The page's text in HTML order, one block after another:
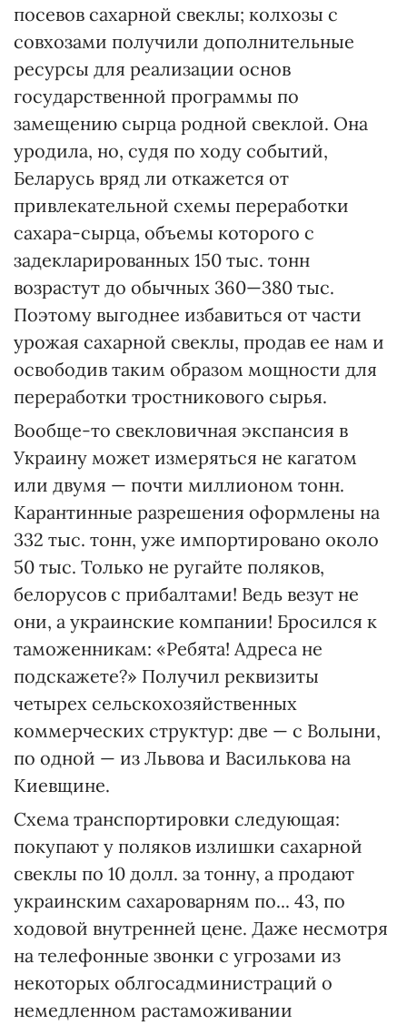
посевов сахарной свеклы; колхозы с
совхозами получили дополнительные
ресурсы для реализации основ
государственной программы по
замещению сырца родной свеклой. Она
уродила, но, судя по ходу событий,
Беларусь вряд ли откажется от
привлекательной схемы переработки
сахара-сырца, объемы которого с
задекларированных 150 тыс. тонн
возрастут до обычных 360—380 тыс.
Поэтому выгоднее избавиться от части
урожая сахарной свеклы, продав ее нам и
освободив таким образом мощности для
переработки тростникового сырья.
Вообще-то свекловичная экспансия в
Украину может измеряться не кагатом
или двумя — почти миллионом тонн.
Карантинные разрешения оформлены на
332 тыс. тонн, уже импортировано около
50 тыс. Только не ругайте поляков,
белорусов с прибалтами! Ведь везут не
они, а украинские компании! Бросился к
таможенникам: «Ребята! Адреса не
подскажете?» Получил реквизиты
четырех сельскохозяйственных
коммерческих структур: две — с Волыни,
по одной — из Львова и Василькова на
Киевщине.
Схема транспортировки следующая:
покупают у поляков излишки сахарной
свеклы по 10 долл. за тонну, а продают
украинским сахароварням по... 43, по
ходовой внутренней цене. Даже несмотря
на телефонные звонки с угрозами из
некоторых облгосадминистраций о
немедленном растаможивании